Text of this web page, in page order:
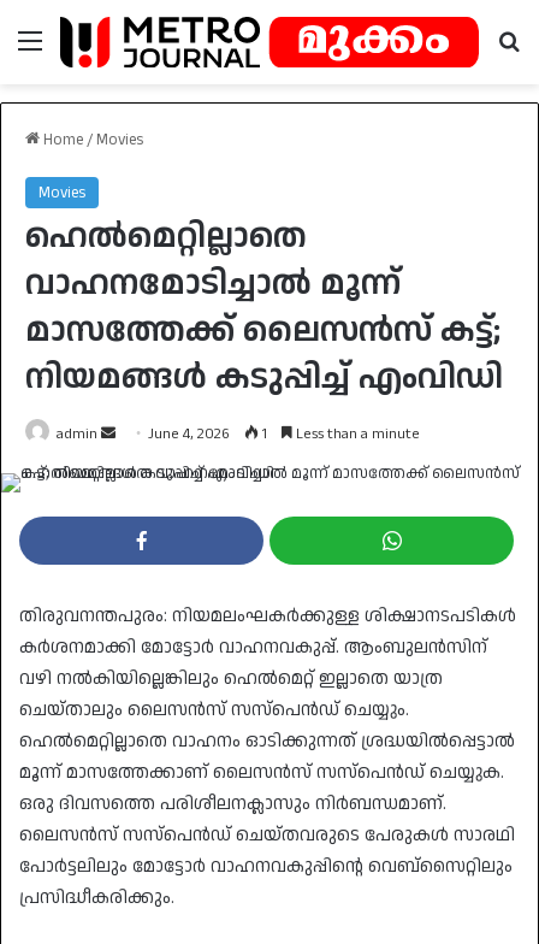
Menu
Home / Movies
Movies
ഹെല്‍മെറ്റില്ലാതെ
വാഹനമോടിച്ചാല്‍ മൂന്ന്
മാസത്തേക്ക് ലൈസന്‍സ് കട്ട്;
നിയമങ്ങള്‍ കടുപ്പിച്ച് എംവിഡി
admin
Send June 4, 2026 1 Less than a minute
തിരുവനന്തപുരം: നിയമലംഘകര്‍ക്കുള്ള ശിക്ഷാനടപടികള്‍
കര്‍ശനമാക്കി മോട്ടോര്‍ വാഹനവകുപ്പ്. ആംബുലന്‍സിന്
വഴി നല്‍കിയില്ലെങ്കിലും ഹെല്‍മെറ്റ് ഇല്ലാതെ യാത്ര
ചെയ്താലും ലൈസന്‍സ് സസ്‌പെന്‍ഡ് ചെയ്യും.
ഹെൽമെറ്റില്ലാതെ വാഹനം ഓടിക്കുന്നത് ശ്രദ്ധയിൽപ്പെട്ടാൽ
മൂന്ന് മാസത്തേക്കാണ് ലൈസന്‍സ് സസ്‌പെന്‍ഡ് ചെയ്യുക.
ഒരു ദിവസത്തെ പരിശീലനക്ലാസും നിര്‍ബന്ധമാണ്.
ലൈസന്‍സ് സസ്‌പെന്‍ഡ് ചെയ്തവരുടെ പേരുകള്‍ സാരഥി
പോര്‍ട്ടലിലും മോട്ടോര്‍ വാഹനവകുപ്പിന്റെ വെബ്‌സൈറ്റിലും
പ്രസിദ്ധീകരിക്കും.